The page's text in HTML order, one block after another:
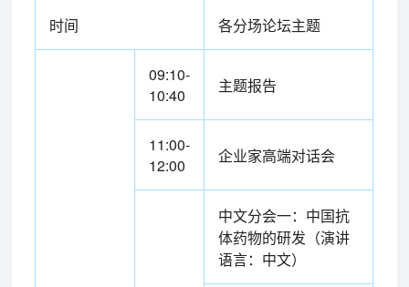
时间 各分场论坛主题
09:10-
10:40
主题报告
11:00-
12:00
企业家高端对话会
中文分会一：中国抗
体药物的研发（演讲
语言：中文）